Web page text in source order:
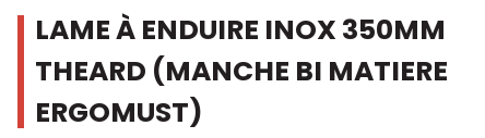
LAME À ENDUIRE INOX 350MM
THEARD (MANCHE BI MATIERE
ERGOMUST)